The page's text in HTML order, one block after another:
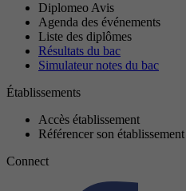
Diplomeo Avis
Agenda des événements
Liste des diplômes
Résultats du bac
Simulateur notes du bac
Établissements
Accès établissement
Référencer son établissement
Connect